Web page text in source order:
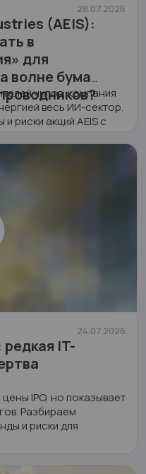
28.07.2026
(AEIS):
в
для
волне бума
чипов, компания
весь ИИ-сектор.
риски акций AEIS с
24.07.2026
IT-
IPO, но показывает
Разбираем
и риски для